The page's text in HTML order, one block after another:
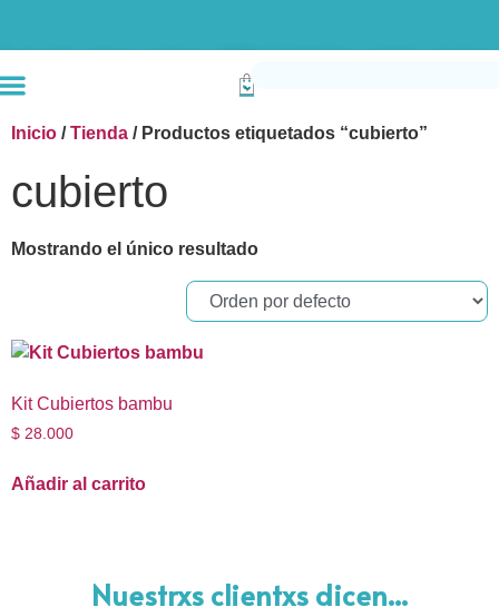
Inicio /Tienda / Productos etiquetados “cubierto”
cubierto
Mostrando el único resultado
Kit Cubiertos bambu
$ 28.000
Añadir al carrito
Nuestrxs clientxs dicen...